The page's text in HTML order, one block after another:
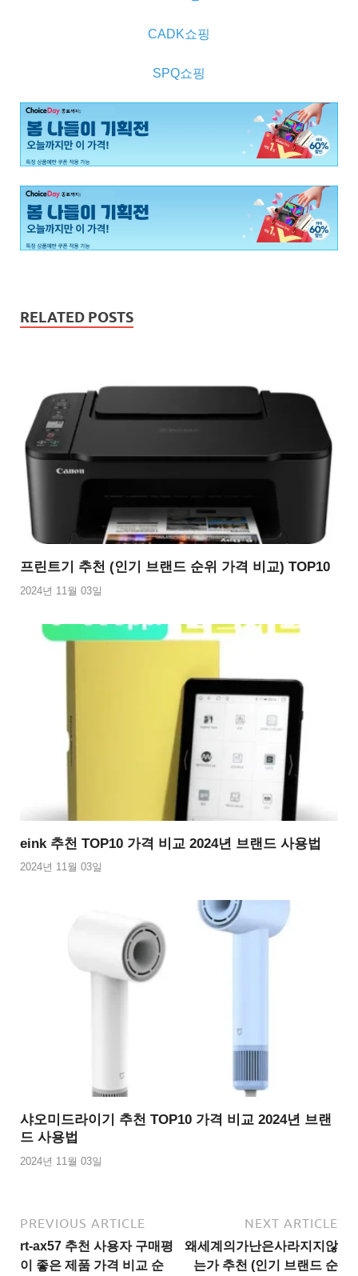
CADK쇼핑
SPQ쇼핑
RELATED POSTS
프린트기 추천 (인기 브랜드 순위 가격 비교) TOP10
2024년 11월 03일
eink 추천 TOP10 가격 비교 2024년 브랜드 사용법
2024년 11월 03일
샤오미드라이기 추천 TOP10 가격 비교 2024년 브랜
드 사용법
2024년 11월 03일
PREVIOUS ARTICLE
rt-ax57 추천 사용자 구매평
이 좋은 제품 가격 비교 순
NEXT ARTICLE
왜세계의가난은사라지지않
는가 추천 (인기 브랜드 순